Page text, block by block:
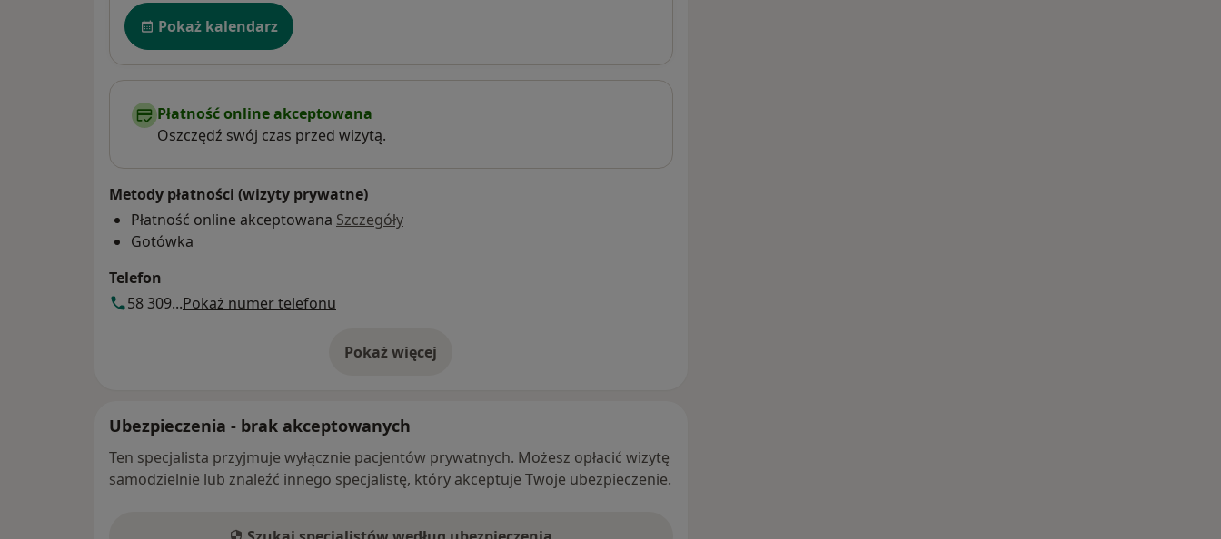
Dostępność
Pokaż kalendarz
Płatność online akceptowana
Oszczędź swój czas przed wizytą.
Metody płatności (wizyty prywatne)
Płatność online akceptowana Szczegóły
Gotówka
Telefon
58 309...Pokaż numer telefonu
Pokaż więcej
o adresie
Ubezpieczenia - brak akceptowanych
Ten specjalista przyjmuje wyłącznie pacjentów prywatnych. Możesz opłacić wizytę
samodzielnie lub znaleźć innego specjalistę, który akceptuje Twoje ubezpieczenie.